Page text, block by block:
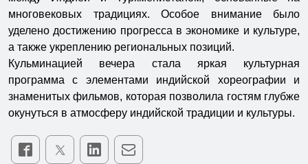
многовековых традициях. Особое внимание было
уделено достижению прогресса в экономике и культуре,
а также укреплению региональных позиций.
Кульминацией вечера стала яркая культурная
программа с элементами индийской хореографии и
знаменитых фильмов, которая позволила гостям глубже
окунуться в атмосферу индийской традиции и культуры.